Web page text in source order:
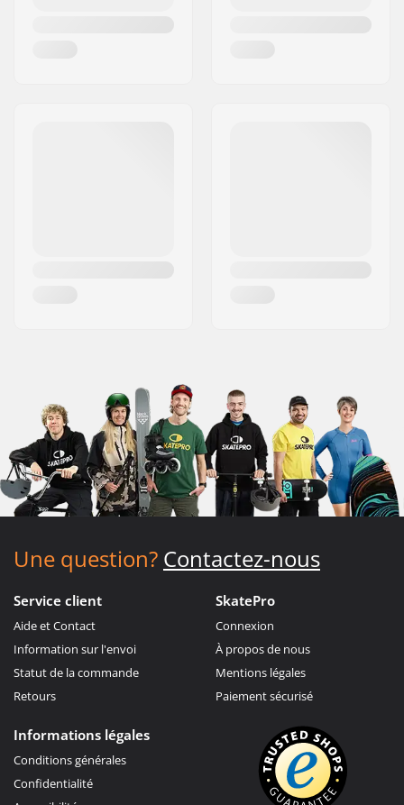
Une question? Contactez-nous
Service client
Aide et Contact
Information sur l'envoi
Statut de la commande
Retours
SkatePro
Connexion
À propos de nous
Mentions légales
Paiement sécurisé
Informations légales
Conditions générales
Confidentialité